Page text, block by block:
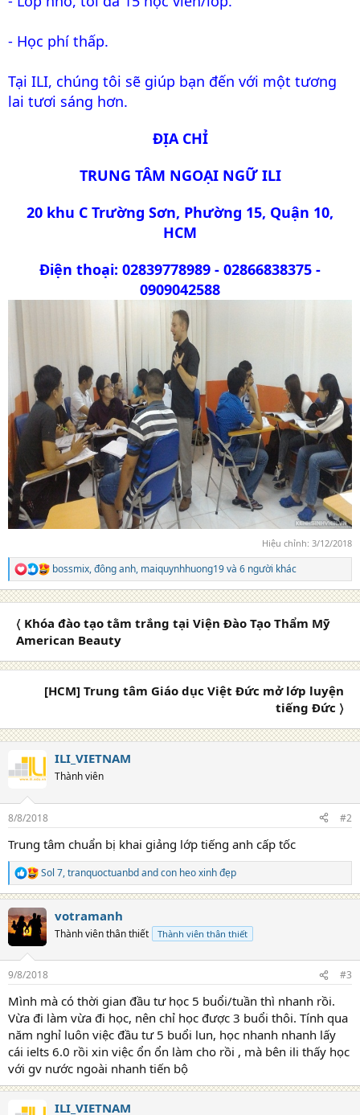
- Học phí thấp.
Tại ILI, chúng tôi sẽ giúp bạn đến với một tương
lai tươi sáng hơn.
ĐỊA CHỈ
TRUNG TÂM NGOẠI NGỮ ILI
20 khu C Trường Sơn, Phường 15, Quận 10,
HCM
Điện thoại: 02839778989 - 02866838375 -
0909042588
Hiệu chỉnh: 3/12/2018
R
e
a
n
bossmix,đông anh, maiquynhhuong19và 6 người khác
〈 Khóa đào tạo tằm trắng tại Viện Đào Tạo Thẩm Mỹ
American Beauty
[HCM] Trung tâm Giáo dục Việt Đức mở lớp luyện
tiếng Đức 〉
ILI_VIETNAM
Thành viên
8/8/2018 #2
Trung tâm chuẩn bị khai giảng lớp tiếng anh cấp tốc
R
e
a
c
t
s
Sol 7,tranquoctuanbdandcon heo xinh đẹp
votramanh
Thành viên thân thiết Thành viên thân thiết
9/8/2018 #3
Mình mà có thời gian đầu tư học 5 buổi/tuần thì nhanh rồi.
Vừa đi làm vừa đi học, nên chỉ học được 3 buổi thôi. Tính qua
năm nghỉ luôn việc đầu tư 5 buổi lun, học nhanh nhanh lấy
cái ielts 6.0 rồi xin việc ổn ổn làm cho rồi , mà bên ili thấy học
với gv nước ngoài nhanh tiến bộ
ILI_VIETNAM